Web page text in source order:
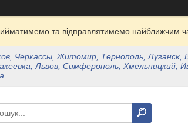
та відправлятимемо найближчим
Черкассы, Житомир, Тернополь, Луганск,
Львов, Симферополь, Хмельницкий,